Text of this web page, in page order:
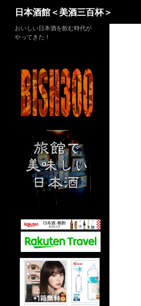
日本酒館＜美酒三百杯＞
おいしい日本酒を飲む時代が
やってきた！